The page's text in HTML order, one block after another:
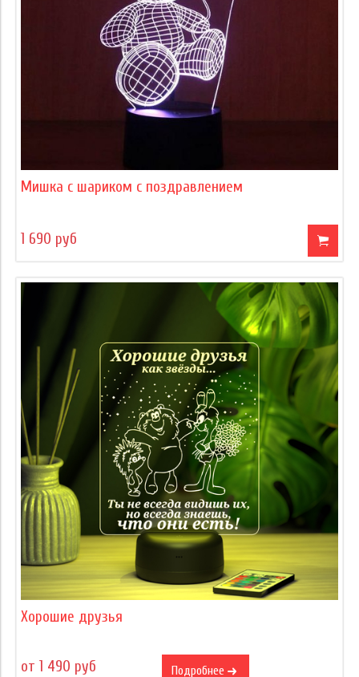
Мишка с шариком с поздравлением
1 690 руб
Хорошие друзья
от 1 490 руб Подробнее